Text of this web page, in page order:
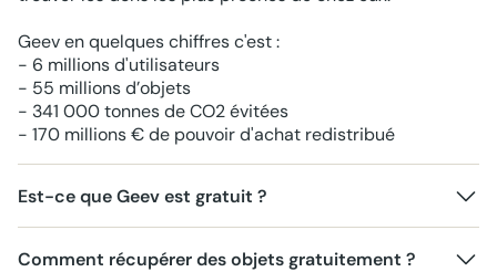
Geev en quelques chiffres c'est :
- 6 millions d'utilisateurs
- 55 millions d’objets
- 341 000 tonnes de CO2 évitées
- 170 millions € de pouvoir d'achat redistribué
Est-ce que Geev est gratuit ?
Comment récupérer des objets gratuitement ?